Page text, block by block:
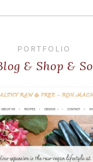
PORTFOLIO
& Shop &